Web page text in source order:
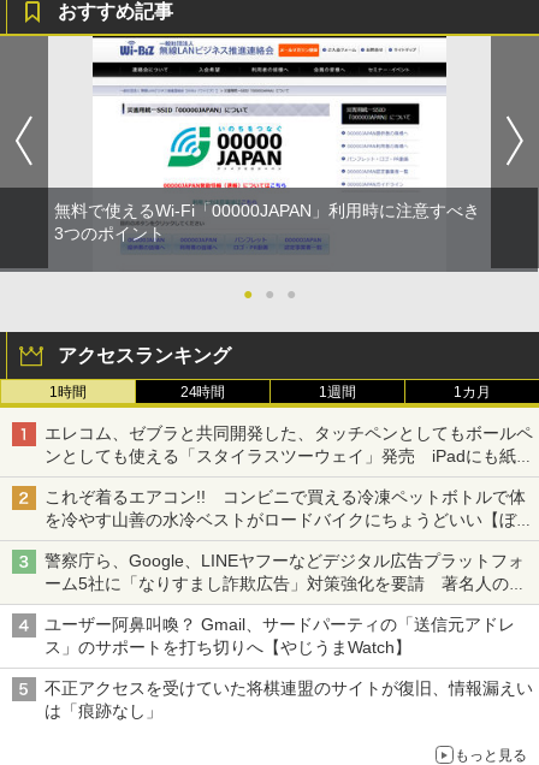
おすすめ記事
無料で使えるWi-Fi「00000JAPAN」利用時に注意すべき
3つのポイント
● ● ●
アクセスランキング
1時間 24時間 1週間 1カ月
エレコム、ゼブラと共同開発した、タッチペンとしてもボールペ
ンとしても使える「スタイラスツーウェイ」発売 iPadにも紙に
も、持ち替えずに書き込める
これぞ着るエアコン!! コンビニで買える冷凍ペットボトルで体
を冷やす山善の水冷ベストがロードバイクにちょうどいい【ぼっ
ち・ざ・ろーど！その14】【空いた時間でなにしてる？】
警察庁ら、Google、LINEヤフーなどデジタル広告プラットフォ
ーム5社に「なりすまし詐欺広告」対策強化を要請 著名人の写
真や映像を使った投資詐欺などへの対策として
ユーザー阿鼻叫喚？ Gmail、サードパーティの「送信元アドレ
ス」のサポートを打ち切りへ【やじうまWatch】
不正アクセスを受けていた将棋連盟のサイトが復旧、情報漏えい
は「痕跡なし」
もっと見る